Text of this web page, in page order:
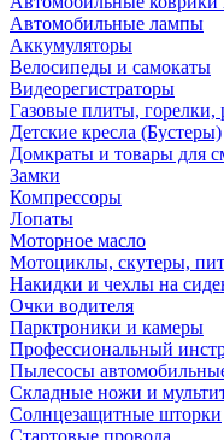
Автомобильные лампы
Аккумуляторы
Велосипеды и самокаты
Видеорегистраторы
Газовые плиты, горелки,
Детские кресла (Бустеры)
Домкраты и товары для
Замки
Компрессоры
Лопаты
Моторное масло
Мотоциклы, скутеры,
Накидки и чехлы на
Очки водителя
Парктроники и камеры
Профессиональный
Пылесосы
Складные ножи и
Солнцезащитные шторки